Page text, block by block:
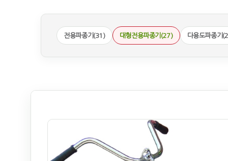
전용파종기(31) 대형전용파종기(27) 다용도파종기